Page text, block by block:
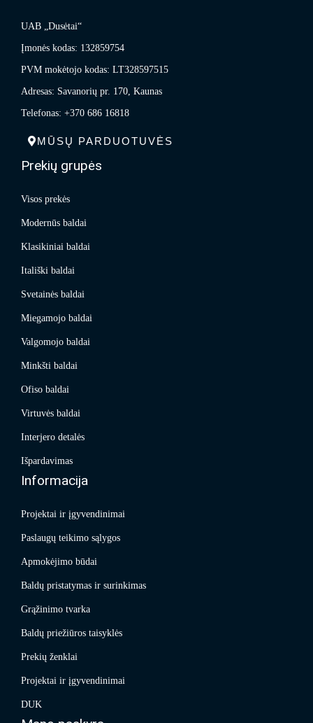
UAB „Dusėtai“
Įmonės kodas: 132859754
PVM mokėtojo kodas: LT328597515
Adresas: Savanorių pr. 170, Kaunas
Telefonas: +370 686 16818
MŪSŲ PARDUOTUVĖS
Prekių grupės
Visos prekės
Modernūs baldai
Klasikiniai baldai
Itališki baldai
Svetainės baldai
Miegamojo baldai
Valgomojo baldai
Minkšti baldai
Ofiso baldai
Virtuvės baldai
Interjero detalės
Išpardavimas
Informacija
Projektai ir įgyvendinimai
Paslaugų teikimo sąlygos
Apmokėjimo būdai
Baldų pristatymas ir surinkimas
Grąžinimo tvarka
Baldų priežiūros taisyklės
Prekių ženklai
Projektai ir įgyvendinimai
DUK